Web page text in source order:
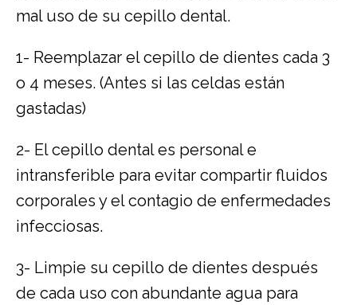
mal uso de su cepillo dental.
1- Reemplazar el cepillo de dientes cada 3
o 4 meses. (Antes si las celdas están
gastadas)
2- El cepillo dental es personal e
intransferible para evitar compartir fluidos
corporales y el contagio de enfermedades
infecciosas.
3- Limpie su cepillo de dientes después
de cada uso con abundante agua para